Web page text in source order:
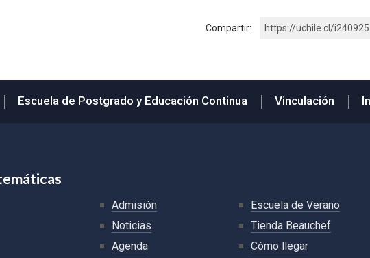
Compartir: https://uchile.cl/i240925
Escuela de Postgrado y Educación Continua Vinculación
Admisión
Noticias
Agenda
Escuela de Verano
Tienda Beauchef
Cómo llegar